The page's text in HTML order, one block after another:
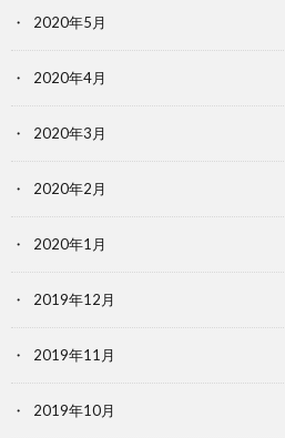
2020年5月
2020年4月
2020年3月
2020年2月
2020年1月
2019年12月
2019年11月
2019年10月